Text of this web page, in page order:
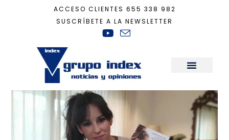
ACCESO CLIENTES 655 338 982
SUSCRÍBETE A LA NEWSLETTER
Recomendaciones Casa Ecológica